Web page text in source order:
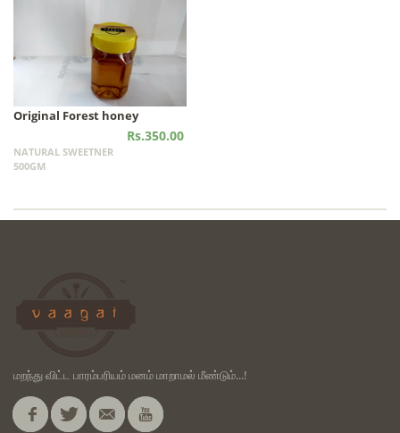
Original Forest honey
Rs.350.00
NATURAL SWEETNER
500GM
மறந்து விட்ட பாரம்பரியம் மனம் மாறாமல் மீண்டும்...!